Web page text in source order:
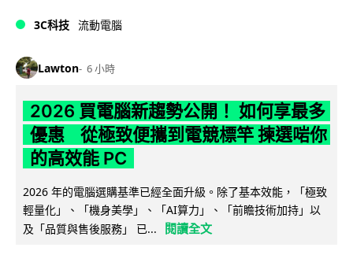
3C科技 流動電腦
Lawton 6 小時
2026 買電腦新趨勢公開！ 如何享最多
優惠 從極致便攜到電競標竿 揀選啱你
的高效能 PC
2026 年的電腦選購基準已經全面升級。除了基本效能，「極致
輕量化」、「機身美學」、「AI算力」、「前瞻技術加持」以
及「品質與售後服務」 已...
閱讀全文